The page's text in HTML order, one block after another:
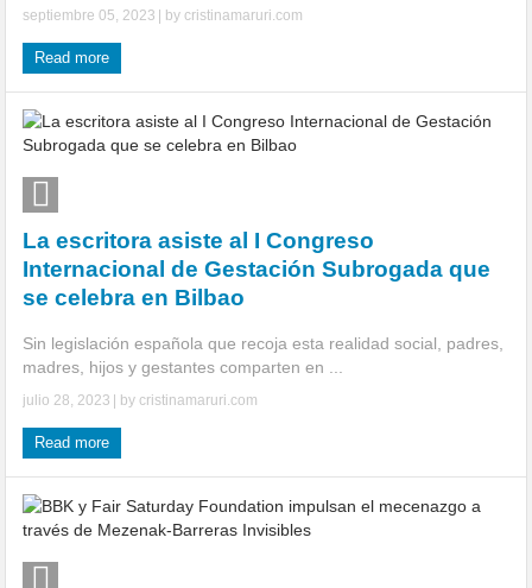
septiembre 05, 2023 | bycristinamaruri.com
Read more
La escritora asiste al I Congreso
Internacional de Gestación Subrogada que
se celebra en Bilbao
Sin legislación española que recoja esta realidad social, padres,
madres, hijos y gestantes comparten en ...
julio 28, 2023 | bycristinamaruri.com
Read more